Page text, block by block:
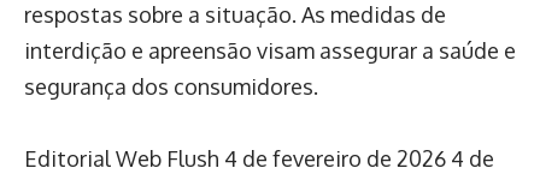
respostas sobre a situação. As medidas de
interdição e apreensão visam assegurar a saúde e
segurança dos consumidores.
Editorial Web Flush 4 de fevereiro de 2026 4 de